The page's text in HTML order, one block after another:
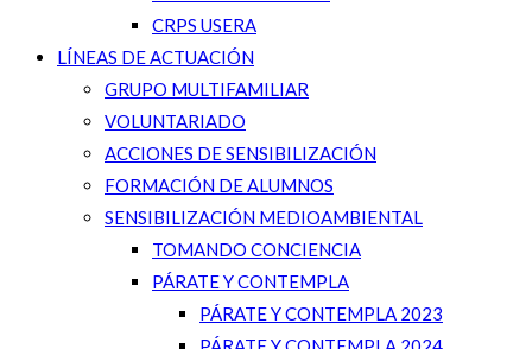
CRPS USERA
LÍNEAS DE ACTUACIÓN
GRUPO MULTIFAMILIAR
VOLUNTARIADO
ACCIONES DE SENSIBILIZACIÓN
FORMACIÓN DE ALUMNOS
SENSIBILIZACIÓN MEDIOAMBIENTAL
TOMANDO CONCIENCIA
PÁRATE Y CONTEMPLA
PÁRATE Y CONTEMPLA 2023